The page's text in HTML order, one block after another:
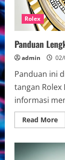
Rolex
Panduan
admin
Panduan ini
tangan Rolex
informasi
Read More